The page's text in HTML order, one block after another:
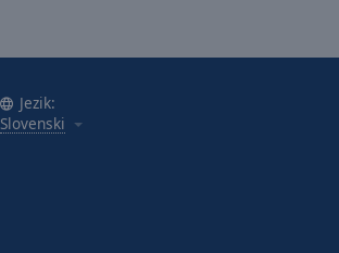
Jezik:
Slovenski